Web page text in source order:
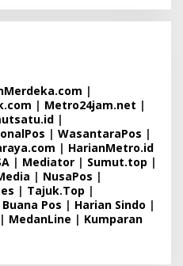
|
| Metro24jam.net |
|
| WasantaraPos |
| HarianMetro.id
| Mediator | Sumut.top |
| NusaPos |
| Tajuk.Top |
Buana Pos | Harian Sindo |
| MedanLine | Kumparan